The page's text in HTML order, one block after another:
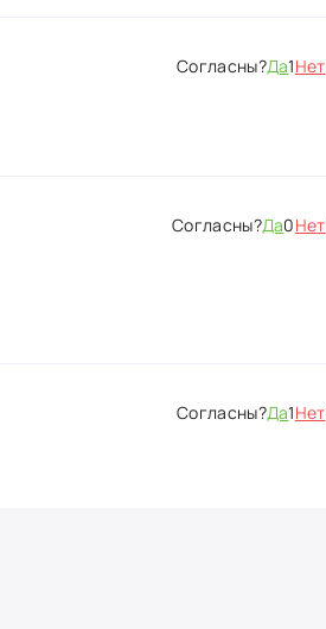
Да1Нет
Да0Нет
Да1Нет